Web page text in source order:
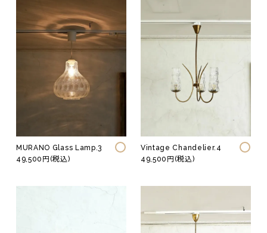
MURANO Glass Lamp.3
49,500円(税込)
Vintage Chandelier.4
49,500円(税込)